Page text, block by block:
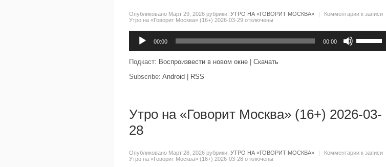
Опубликовано Март 29, 2026 рубрики: УТРО НА «ГОВОРИТ МОСКВА» Комментарии к записи
Утро на «Говорит Москва» (16+) 2026-03-29 отключены
00:00 00:00
клавиши
вверх/
Подкаст: Воспроизвести в новом окне
Скачать
Subscribe: Android RSS
Утро на «Говорит Москва» (16+) 2026-03-
28
Опубликовано Март 28, 2026 рубрики: УТРО НА «ГОВОРИТ МОСКВА» | Комментарии к записи
Утро на «Говорит Москва» (16+) 2026-03-28 отключены